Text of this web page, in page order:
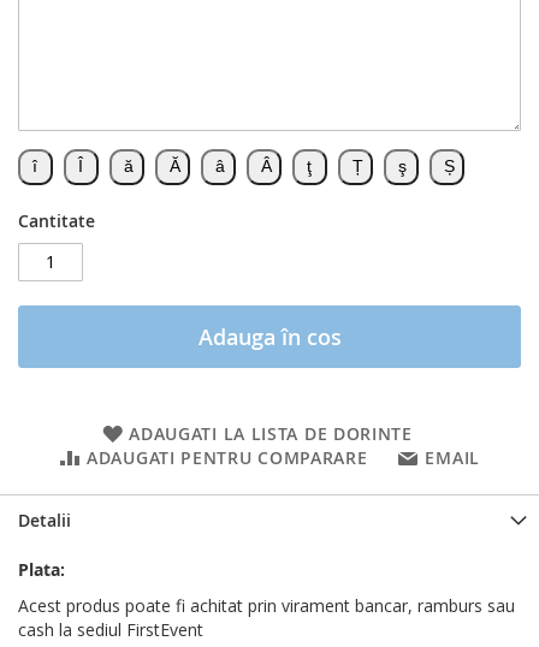
Cantitate
Adauga în cos
ADAUGATI LA LISTA DE DORINTE
ADAUGATI PENTRU COMPARARE
EMAIL
Detalii
Plata:
Acest produs poate fi achitat prin virament bancar, ramburs sau
cash la sediul FirstEvent